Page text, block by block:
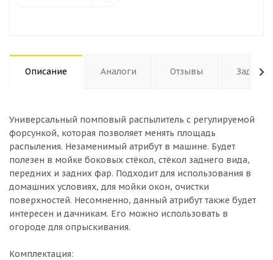
Описание Аналоги Отзывы Задать
Универсальный помповый распылитель с регулируемой
форсункой, которая позволяет менять площадь
распыления. Незаменимый атрибут в машине. Будет
полезен в мойке боковых стёкол, стёкол заднего вида,
передних и задних фар. Подходит для использования в
домашних условиях, для мойки окон, очистки
поверхностей. Несомненно, данный атрибут также будет
интересен и дачникам. Его можно использовать в
огороде для опрыскивания.
Комплектация: